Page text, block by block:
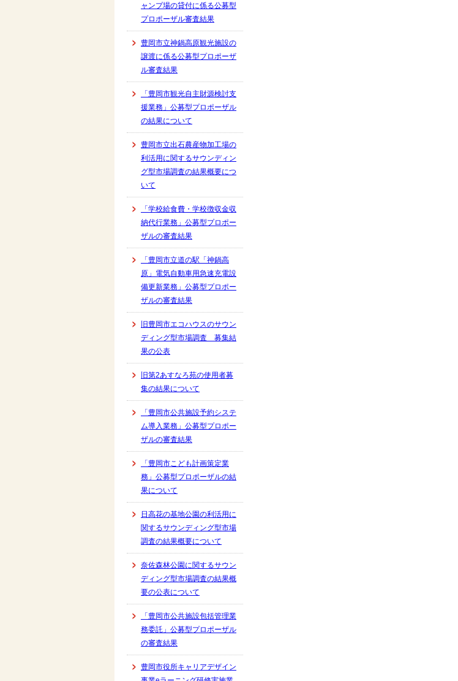
ャンプ場の貸付に係る公募型
プロポーザル審査結果
豊岡市立神鍋高原観光施設の
譲渡に係る公募型プロポーザ
ル審査結果
「豊岡市観光自主財源検討支
援業務」公募型プロポーザル
の結果について
豊岡市立出石農産物加工場の
利活用に関するサウンディン
グ型市場調査の結果概要につ
いて
「学校給食費・学校徴収金収
納代行業務」公募型プロポー
ザルの審査結果
「豊岡市立道の駅「神鍋高
原」電気自動車用急速充電設
備更新業務」公募型プロポー
ザルの審査結果
旧豊岡市エコハウスのサウン
ディング型市場調査 募集結
果の公表
旧第2あすなろ苑の使用者募
集の結果について
「豊岡市公共施設予約システ
ム導入業務」公募型プロポー
ザルの審査結果
「豊岡市こども計画策定業
務」公募型プロポーザルの結
果について
日高花の基地公園の利活用に
関するサウンディング型市場
調査の結果概要について
奈佐森林公園に関するサウン
ディング型市場調査の結果概
要の公表について
「豊岡市公共施設包括管理業
務委託」公募型プロポーザル
の審査結果
豊岡市役所キャリアデザイン